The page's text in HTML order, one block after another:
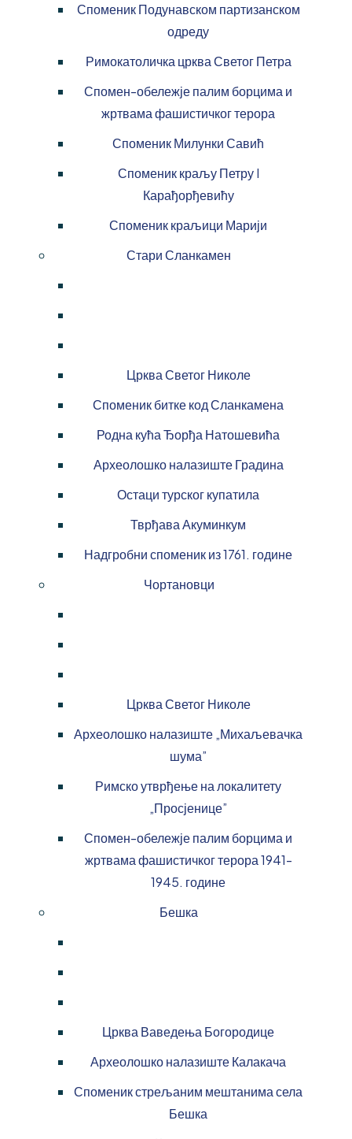
Споменик Подунавском партизанском
одреду
Римокатоличка црква Светог Петра
Спомен-обележје палим борцима и
жртвама фашистичког терора
Споменик Милунки Савић
Споменик краљу Петру I
Карађорђевићу
Споменик краљици Марији
Стари Сланкамен
Црква Светог Николе
Споменик битке код Сланкамена
Родна кућа Ђорђа Натошевића
Археолошко налазиште Градина
Остаци турског купатила
Тврђава Акуминкум
Надгробни споменик из 1761. године
Чортановци
Црква Светог Николе
Археолошко налазиште „Михаљевачка
шума”
Римско утврђење на локалитету
„Просјенице”
Спомен-обележје палим борцима и
жртвама фашистичког терора 1941-
1945. године
Бешка
Црква Ваведења Богородице
Археолошко налазиште Калакача
Споменик стрељаним мештанима села
Бешка